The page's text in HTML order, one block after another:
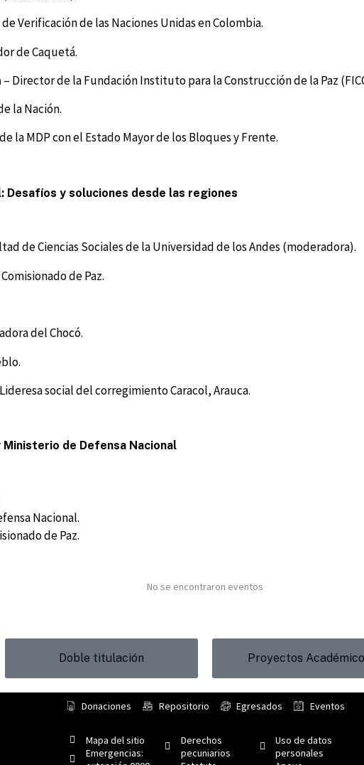
Verificación de las Naciones Unidas en Colombia.
de Caquetá.
– Director de la Fundación Instituto para la Construcción de la Paz
la Nación.
la MDP con el Estado Mayor de los Bloques y Frente.
Desafíos y soluciones desde las regiones
de Ciencias Sociales de la Universidad de los Andes (moderadora).
de Paz.
del Chocó.
social del corregimiento Caracol, Arauca.
Ministerio de Defensa Nacional
Nacional.
de Paz.
No se encontraron eventos
Doble titulación Proyectos
Donaciones Repositorio Egresados Eventos
Mapa del sitio
Emergencias:
Derechos
pecuniarios
Uso de datos
personales